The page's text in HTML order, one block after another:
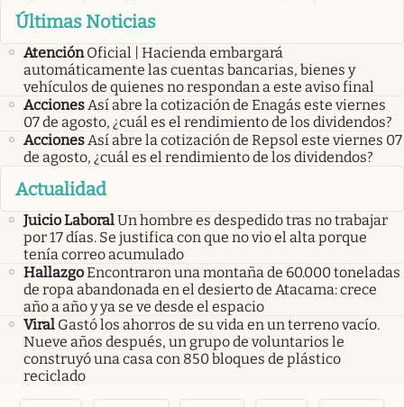
Últimas Noticias
Atención Oficial | Hacienda embargará
automáticamente las cuentas bancarias, bienes y
vehículos de quienes no respondan a este aviso final
AccionesAsí abre la cotización de Enagás este viernes
07 de agosto, ¿cuál es el rendimiento de los dividendos?
AccionesAsí abre la cotización de Repsol este viernes 07
de agosto, ¿cuál es el rendimiento de los dividendos?
Actualidad
Juicio LaboralUn hombre es despedido tras no trabajar
por 17 días. Se justifica con que no vio el alta porque
tenía correo acumulado
HallazgoEncontraron una montaña de 60.000 toneladas
de ropa abandonada en el desierto de Atacama: crece
año a año y ya se ve desde el espacio
Viral Gastó los ahorros de su vida en un terreno vacío.
Nueve años después, un grupo de voluntarios le
construyó una casa con 850 bloques de plástico
reciclado